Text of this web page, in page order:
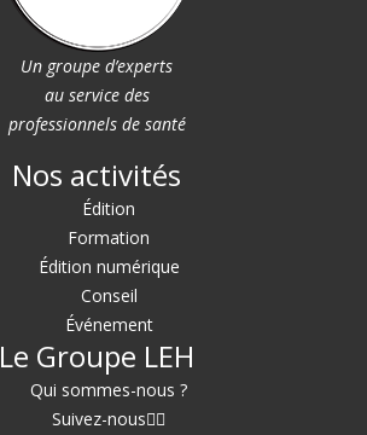
Un groupe d’experts
au service des
professionnels de santé
Nos activités
Édition
Formation
Édition numérique
Conseil
Événement
Le Groupe LEH
Qui sommes-nous ?
Suivez-nous